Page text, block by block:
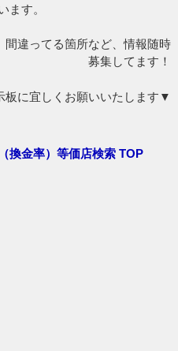
ます。
間違ってる箇所など、情報随時
募集してます！
板に宜しくお願いいたします▼
換金率）等価店検索 TOP